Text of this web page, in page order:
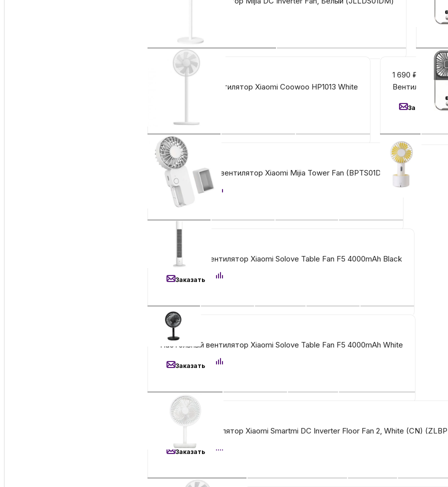
Автомобильные
Сервисный центр Apple в
Подарочные
1 790₽
Портативный вентилятор Xiaomi Coowoo HP1013 White
1 690 ₽
Вентилятор
Заказать
7 590₽
Умный колонный вентилятор Xiaomi Mijia Tower Fan (BPTS01DM)
Заказать
2 390₽
Настольный вентилятор Xiaomi Solove Table Fan F5 4000mAh Black
Заказать
2 390
Настольный вентилятор Xiaomi Solove Table Fan F5 4000mAh White
Заказать
5 490₽
Напольный вентилятор Xiaomi Smartmi DC Inverter Floor Fan 2, White (CN)
Заказать